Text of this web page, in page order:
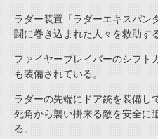
ラダー装置「ラダーエキスパン
闘に巻き込まれた人々を救助す
ファイヤーブレイバーのシフト
も装備されている。
ラダーの先端にドア銃を装備し
死角から襲い掛来る敵を安全に
る。